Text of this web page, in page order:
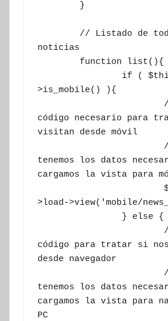
noticias
>is_mobile() ){
código necesario para
visitan desde móvil
tenemos los datos
cargamos la vista para
>load->view('mobile/
código para tratar si
desde navegador
tenemos los datos
cargamos la vista para
PC